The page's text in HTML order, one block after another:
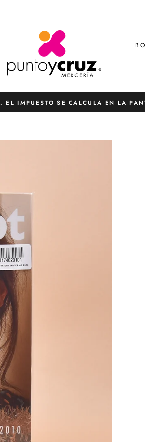
diapositivas
EL IMPUESTO SE CALCULA EN LA